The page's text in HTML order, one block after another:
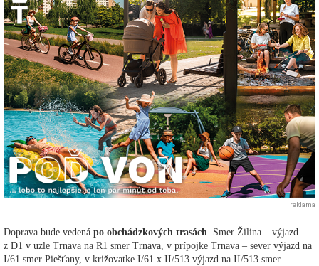
reklama
Doprava bude vedená po obchádzkových trasách . Smer Žilina – výjazd
z D1 v uzle Trnava na R1 smer Trnava, v prípojke Trnava – sever výjazd na
I/61 smer Piešťany, v križovatke I/61 x II/513 výjazd na II/513 smer